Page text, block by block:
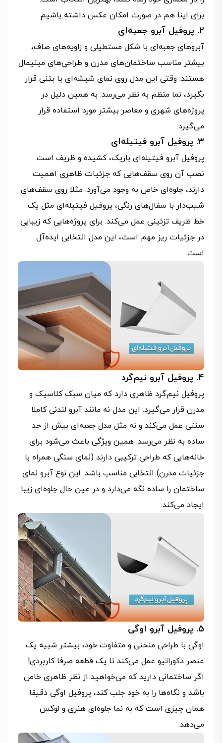
برای اینا هم در صورت امکان عکس داشته باشیم
2. پروفیل آبرو جعبه‌ای
آبروهای جعبه‌ای با شکل مستطیلی و زاویه‌های صاف،
بیشتر مناسب ساختمان‌های مدرن و طراحی‌های مینیمال
هستند. وقتی این مدل روی نمای شیشه‌ای یا بتنی قرار
بگیرد، نما منظم به نظر می‌رسد. به همین دلیل در
پروژه‌های شهری و معاصر بیشتر مورد استفاده قرار
می‌گیرد.
3. پروفیل آبرو فیتیله‌ای
پروفیل آبرو فیتیله‌ای باریک، کشیده و ظریف است.
نصب آن روی سقف‌هایی که جزئیات ظاهری اهمیت
دارند، جلوه‌ای خاص به وجود می‌آورد. مثلا روی سقف‌های
شیب‌دار با سفال‌های رنگی، پروفیل فیتیله‌ای مثل یک
خط ظریف تزئینی عمل می‌کند. برای پروژه‌هایی که زیبایی
در جزئیات ریز مهم است، این مدل انتخابی ایده‌آل
است.
4. پروفیل آبرو نیم‌گرد
پروفیل نیم‌گرد ظاهری دارد که میان سبک کلاسیک و
مدرن قرار می‌گیرد. این مدل نه مانند آبرو لندنی کاملا
سنتی عمل می‌کند و نه مثل مدل جعبه‌ای بیش از حد
ساده به نظر می‌رسد. همین ویژگی باعث می‌شود برای
خانه‌هایی که طراحی ترکیبی دارند (نمای سنگی همراه با
جزئیات مدرن) انتخابی مناسب باشد. این نوع آبرو نمای
ساختمان را ساده نگه می‌دارد و در عین حال جلوه‌ای زیبا
ایجاد می‌کند.
5. پروفیل آبرو اوگی
اوگی با طراحی منحنی و متفاوت خود، بیشتر شبیه یک
عنصر دکوراتیو عمل می‌کند تا یک قطعه صرفا کاربردی!
اگر ساختمانی دارید که می‌خواهید از نظر ظاهری خاص
باشد و نگاه‌ها را به خود جلب کند، پروفیل اوگی دقیقا
همان چیزی است که به نما جلوه‌ای هنری و لوکس
می‌دهد.